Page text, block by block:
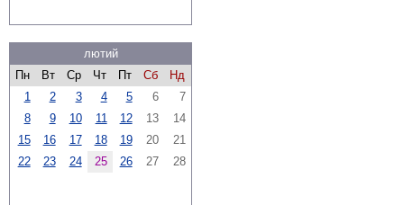
лютий
Пн
Вт Ср Чт Пт Сб
Нд
1
2 3 4 5 6
7
8
9 10 11 12 13
14
15
16 17 18 19 20
21
22
23 24 25 26 27 28